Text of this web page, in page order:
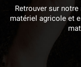
Retrouver sur
matériel agricole et